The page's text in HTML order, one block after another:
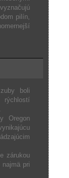
pilín,
boli
rýchlostí
Oregon
zárukou
pri